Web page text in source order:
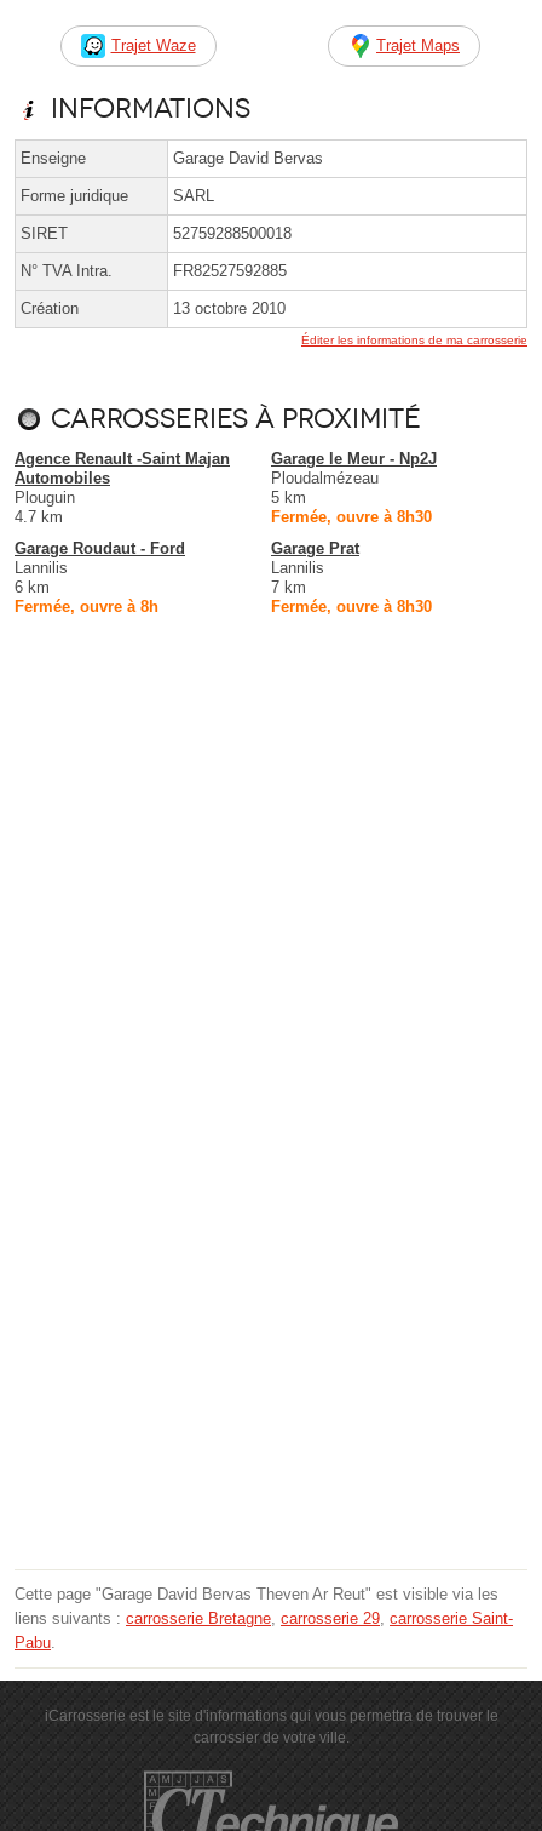
Trajet Waze Trajet Maps
Informations
Enseigne Garage David Bervas
Forme juridique SARL
SIRET 52759288500018
N° TVA Intra. FR82527592885
Création 13 octobre 2010
Éditer les informations de ma carrosserie
Carrosseries à proximité
Agence Renault -Saint Majan
Automobiles
Plouguin
4.7 km
Garage le Meur - Np2J
Ploudalmézeau
5 km
Fermée, ouvre à 8h30
Garage Roudaut - Ford
Lannilis
6 km
Fermée, ouvre à 8h
Garage Prat
Lannilis
7 km
Fermée, ouvre à 8h30
Cette page "Garage David Bervas Theven Ar Reut" est visible via les
liens suivants : carrosserie Bretagne, carrosserie 29, carrosserie Saint-
Pabu.
iCarrosserie est le site d'informations qui vous permettra de trouver le
carrossier de votre ville.